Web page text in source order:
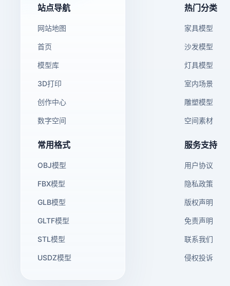
站点导航
网站地图
首页
模型库
3D打印
创作中心
数字空间
热门分类
家具模型
沙发模型
灯具模型
室内场景
雕塑模型
空间素材
常用格式
OBJ模型
FBX模型
GLB模型
GLTF模型
STL模型
USDZ模型
服务支持
用户协议
隐私政策
版权声明
免责声明
联系我们
侵权投诉